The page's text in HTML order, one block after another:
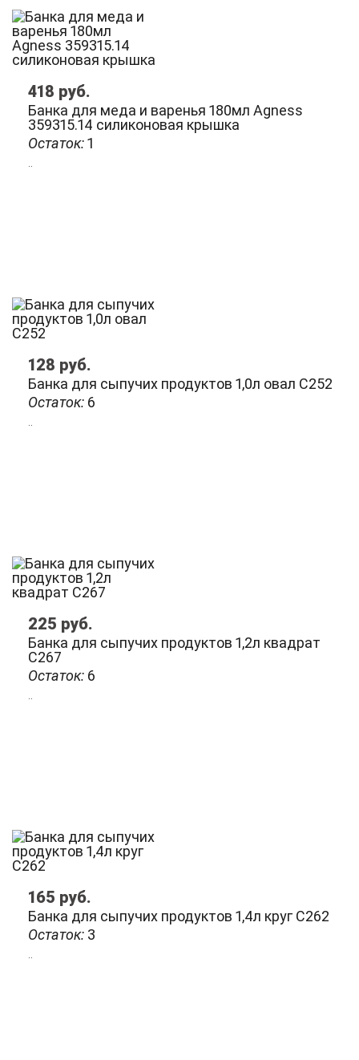
Остаток:1
Банка для меда и варенья 180мл Agness
359315.14 силиконовая крышка
418 руб.
Остаток: 6
Банка для сыпучих продуктов 1,0л овал С252
128 руб.
Остаток: 6
Банка для сыпучих продуктов 1,2л квадрат
С267
225 руб.
Остаток: 3
Банка для сыпучих продуктов 1,4л круг С262
165 руб.